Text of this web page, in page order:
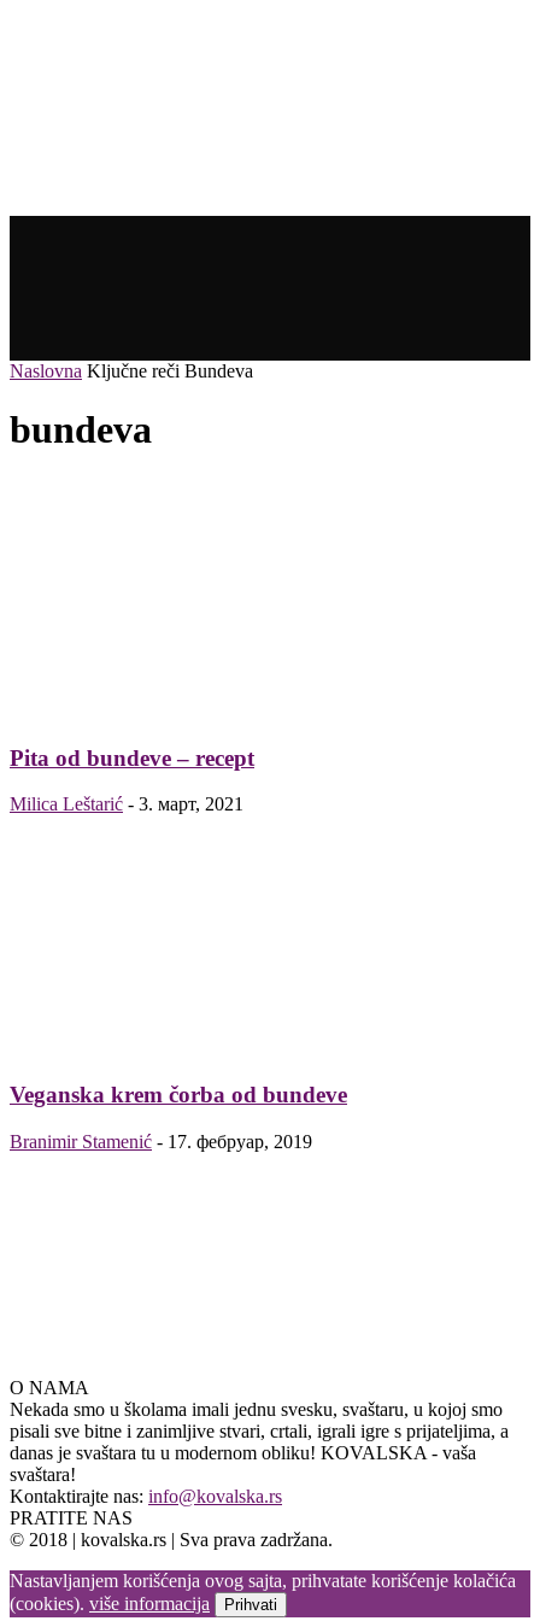
Naslovna Ključne reči Bundeva
bundeva
Pita od bundeve – recept
Milica Leštarić - 3. март, 2021
Veganska krem čorba od bundeve
Branimir Stamenić - 17. фебруар, 2019
O NAMA
Nekada smo u školama imali jednu svesku, svaštaru, u kojoj smo
pisali sve bitne i zanimljive stvari, crtali, igrali igre s prijateljima, a
danas je svaštara tu u modernom obliku! KOVALSKA - vaša
svaštara!
Kontaktirajte nas: info@kovalska.rs
PRATITE NAS
© 2018 | kovalska.rs | Sva prava zadržana.
Nastavljanjem korišćenja ovog sajta, prihvatate korišćenje kolačića
(cookies). više informacija Prihvati